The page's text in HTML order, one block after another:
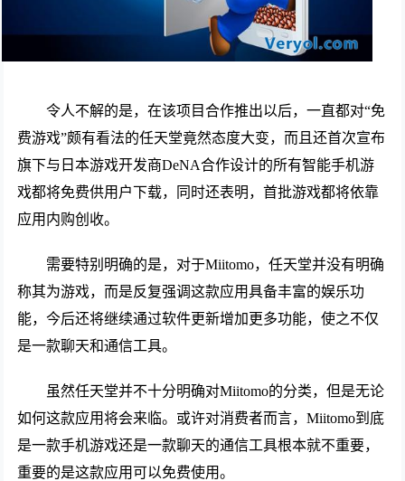
令人不解的是，在该项目合作推出以后，一直都对“免
费游戏”颇有看法的任天堂竟然态度大变，而且还首次宣布
旗下与日本游戏开发商DeNA合作设计的所有智能手机游
戏都将免费供用户下载，同时还表明，首批游戏都将依靠
应用内购创收。
需要特别明确的是，对于Miitomo，任天堂并没有明确
称其为游戏，而是反复强调这款应用具备丰富的娱乐功
能，今后还将继续通过软件更新增加更多功能，使之不仅
是一款聊天和通信工具。
虽然任天堂并不十分明确对Miitomo的分类，但是无论
如何这款应用将会来临。或许对消费者而言，Miitomo到底
是一款手机游戏还是一款聊天的通信工具根本就不重要，
重要的是这款应用可以免费使用。